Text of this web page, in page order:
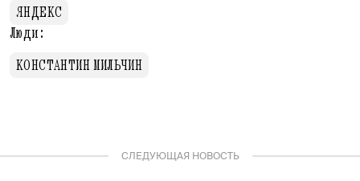
ЯНДЕКС
Люди:
КОНСТАНТИН МИЛЬЧИН
СЛЕДУЮЩАЯ НОВОСТЬ